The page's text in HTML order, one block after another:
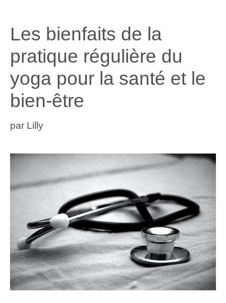
Les bienfaits de la
pratique régulière du
yoga pour la santé et le
bien-être
par Lilly